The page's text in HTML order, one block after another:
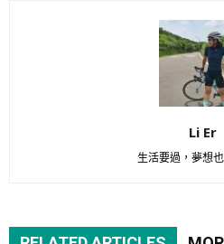
Li Er
生活要過，夢想